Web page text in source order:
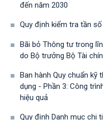
đến năm 2030
Quy định kiểm tra tần
Bãi bỏ Thông tư trong
do Bộ trưởng Bộ Tài
Ban hành Quy chuẩn kỹ
dụng - Phần 3: Công
hiệu quả
Quy định Danh mục chi